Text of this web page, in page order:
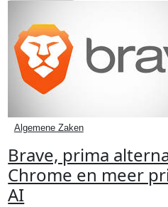
Algemene Zaken
Brave, prima
Chrome en meer
AI